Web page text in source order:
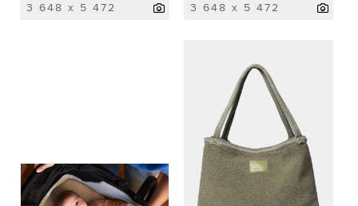
3 648 x 5 472 3 648 x 5 472